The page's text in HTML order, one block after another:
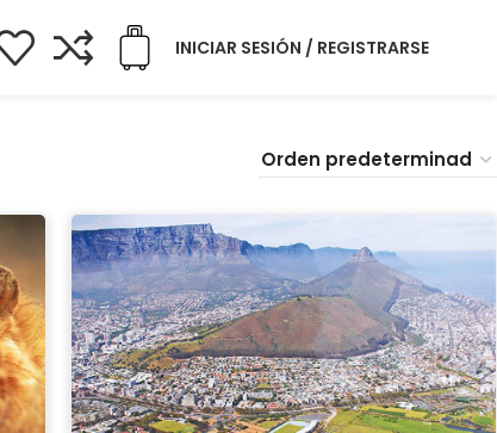
INICIAR SESIÓN / REGISTRARSE